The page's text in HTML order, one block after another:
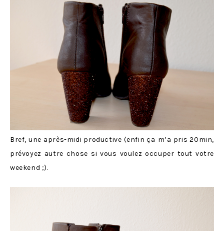
Bref, une après-midi productive (enfin ça m’a pris 20min,
prévoyez autre chose si vous voulez occuper tout votre
weekend ;).